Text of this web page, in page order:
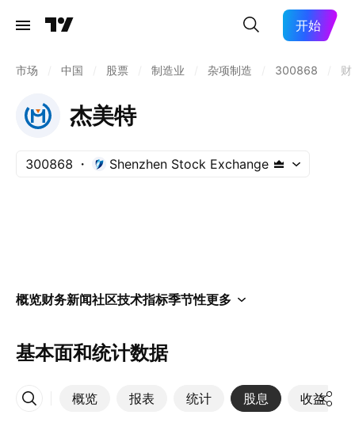
开始
市场 中国 股票 制造业 杂项制造 300868 财
杰美特
300868 Shenzhen Stock Exchange
概览财务新闻社区技术指标季节性更多
基本面和统计数据
概览 报表 统计 股息 收益
更多